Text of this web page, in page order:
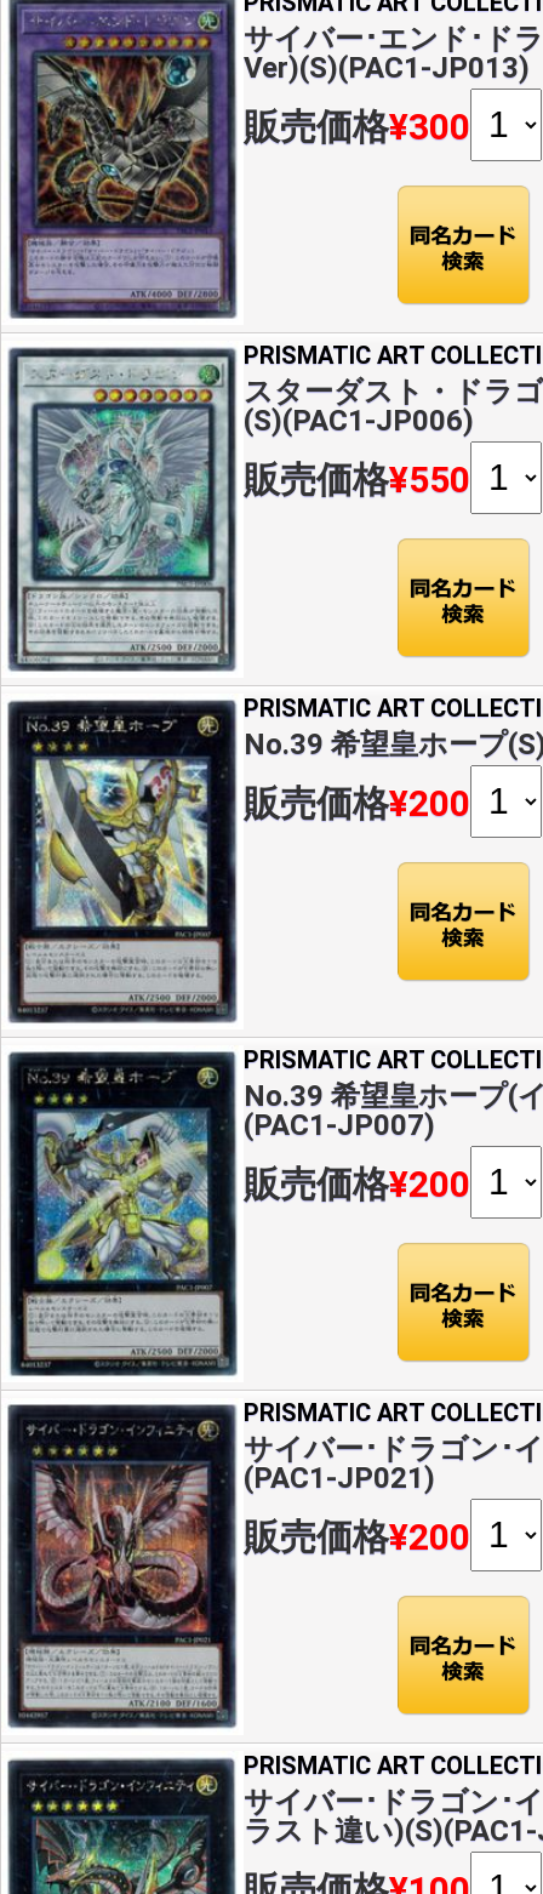
サイバー･エンド･ド
Ver)(S)(PAC1-JP013)
販売価格¥300
PRISMATIC ART
スターダスト・ドラ
(S)(PAC1-JP006)
販売価格¥550
PRISMATIC ART
No.39 希望皇ホープ
販売価格¥200
PRISMATIC ART
No.39 希望皇ホープ(
(PAC1-JP007)
販売価格¥200
PRISMATIC ART
サイバー･ドラゴン･
(PAC1-JP021)
販売価格¥200
PRISMATIC ART
サイバー･ドラゴン･
ラスト違い